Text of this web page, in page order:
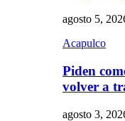
agosto 5,
Acapulco
Piden
volver a
agosto 3,